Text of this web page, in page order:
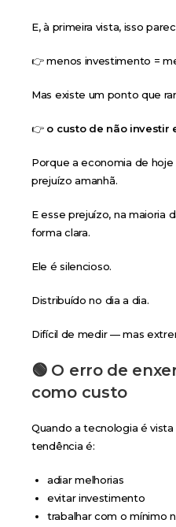
E, à primeira vista, isso
👉 menos investimento =
Mas existe um ponto que
👉 o custo de não investir
Porque a economia de
prejuízo amanhã.
E esse prejuízo, na maioria
forma clara.
Ele é silencioso.
Distribuído no dia a dia.
Difícil de medir — mas
🟢 O erro de
como custo
Quando a tecnologia é
tendência é:
adiar melhorias
evitar investimento
trabalhar com o mínimo